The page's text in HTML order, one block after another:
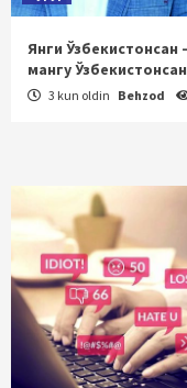
Янги Ўзбекистонсан
мангу
3 kun oldin Behzod